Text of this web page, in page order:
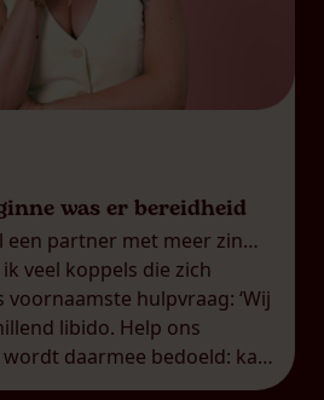
was er bereidheid
een partner met meer zin…
veel koppels die zich
hulpvraag: ‘Wij
libido. Help ons
wordt daarmee bedoeld: kan
laagste libido meer zin